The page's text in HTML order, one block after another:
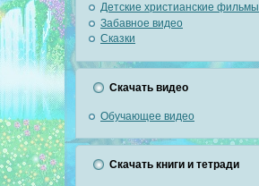
Детские христианские фильмы
Забавное видео
Сказки
Скачать видео
Обучающее видео
Скачать книги и тетради